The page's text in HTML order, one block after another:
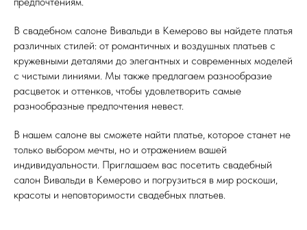
В свадебном салоне Вивальди в Кемерово вы найдете платья
различных стилей: от романтичных и воздушных платьев с
кружевными деталями до элегантных и современных моделей
с чистыми линиями. Мы также предлагаем разнообразие
расцветок и оттенков, чтобы удовлетворить самые
разнообразные предпочтения невест.
В нашем салоне вы сможете найти платье, которое станет не
только выбором мечты, но и отражением вашей
индивидуальности. Приглашаем вас посетить свадебный
салон Вивальди в Кемерово и погрузиться в мир роскоши,
красоты и неповторимости свадебных платьев.